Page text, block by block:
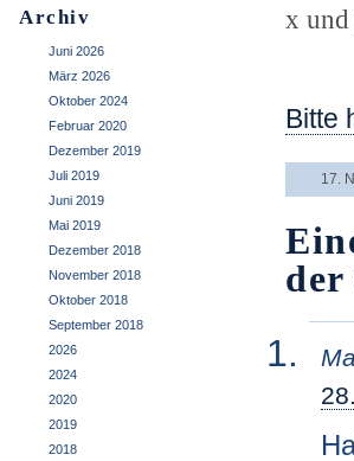
Archiv
Juni 2026
März 2026
Oktober 2024
Februar 2020
Dezember 2019
Juli 2019
Juni 2019
Mai 2019
Dezember 2018
November 2018
Oktober 2018
September 2018
2026
2024
2020
2019
2018
x
Bitte
17.
der